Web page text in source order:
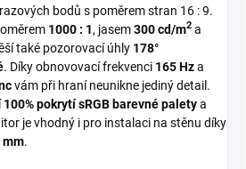
bodů s poměrem stran 16 : 9.
1000 : 1, jasem300 cd/m2 a
také pozorovací úhly 178°
. Díky obnovovací frekvenci 165 Hza
vám při hraní neunikne jediný detail.
100% pokrytí sRGB barevné paletya
je vhodný i pro instalaci na stěnu díky
mm.